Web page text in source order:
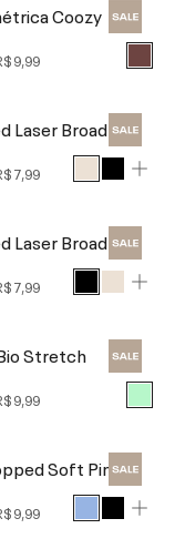
Coozy
9,99
Laser Broad
7,99
Laser Broad
7,99
Stretch
9,99
Soft Pima
9,99